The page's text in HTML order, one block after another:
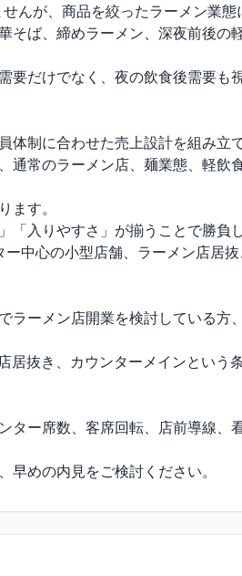
んが、商品を絞ったラーメン業態
そば、締めラーメン、深夜前後
だけでなく、夜の飲食後需要も
制に合わせた売上設計を組み立
常のラーメン店、麺業態、軽飲
ます。
入りやすさ」が揃うことで勝負
中心の小型店舗、ラーメン店居
ーメン店開業を検討している方
抜き、カウンターメインという
ター席数、客席回転、店前導線、
めの内見をご検討ください。